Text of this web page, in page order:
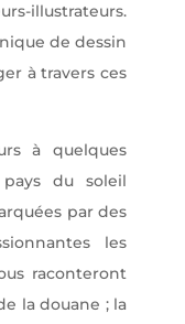
illustrateurs.
de dessin
à travers ces
à quelques
du soleil
par des
les
raconteront
la douane ; la